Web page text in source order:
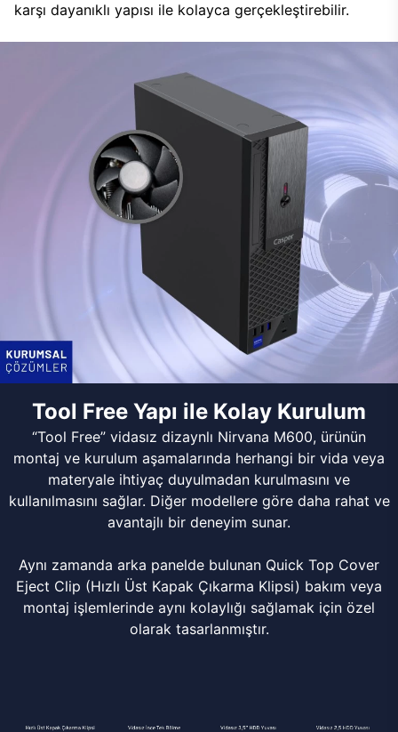
karşı dayanıklı yapısı ile kolayca gerçekleştirebilir.
Tool Free Yapı ile Kolay Kurulum
“Tool Free” vidasız dizaynlı Nirvana M600, ürünün
montaj ve kurulum aşamalarında herhangi bir vida veya
materyale ihtiyaç duyulmadan kurulmasını ve
kullanılmasını sağlar. Diğer modellere göre daha rahat ve
avantajlı bir deneyim sunar.
Aynı zamanda arka panelde bulunan Quick Top Cover
Eject Clip (Hızlı Üst Kapak Çıkarma Klipsi) bakım veya
montaj işlemlerinde aynı kolaylığı sağlamak için özel
olarak tasarlanmıştır.